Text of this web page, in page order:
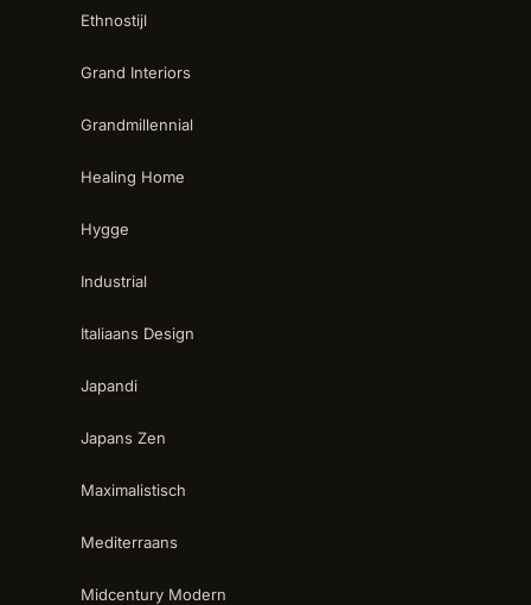
Ethnostijl
Grand Interiors
Grandmillennial
Healing Home
Hygge
Industrial
Italiaans Design
Japandi
Japans Zen
Maximalistisch
Mediterraans
Midcentury Modern